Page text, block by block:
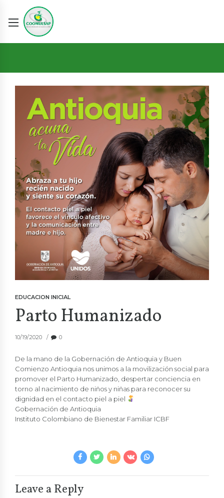
EDUCACION INICIAL
Parto Humanizado
10/19/2020 0
De la mano de la Gobernación de Antioquia y Buen
Comienzo Antioquia nos unimos a la movilización social para
promover el Parto Humanizado, despertar conciencia en
torno al nacimiento de niños y niñas para reconocer su
dignidad en el contacto piel a piel
Gobernación de Antioquia
Instituto Colombiano de Bienestar Familiar ICBF
Leave a Reply